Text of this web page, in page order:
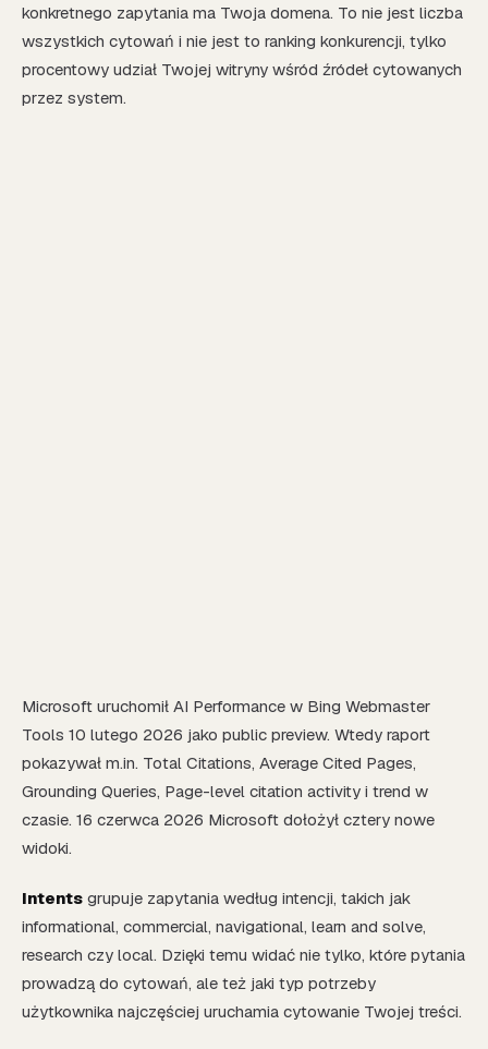
konkretnego zapytania ma Twoja domena. To nie jest liczba
wszystkich cytowań i nie jest to ranking konkurencji, tylko
procentowy udział Twojej witryny wśród źródeł cytowanych
przez system.
Microsoft uruchomił AI Performance w Bing Webmaster
Tools 10 lutego 2026 jako public preview. Wtedy raport
pokazywał m.in. Total Citations, Average Cited Pages,
Grounding Queries, Page-level citation activity i trend w
czasie. 16 czerwca 2026 Microsoft dołożył cztery nowe
widoki.
Intents grupuje zapytania według intencji, takich jak
informational, commercial, navigational, learn and solve,
research czy local. Dzięki temu widać nie tylko, które pytania
prowadzą do cytowań, ale też jaki typ potrzeby
użytkownika najczęściej uruchamia cytowanie Twojej treści.